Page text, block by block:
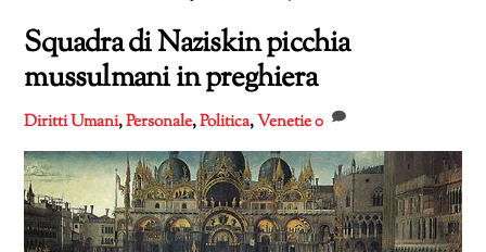
Squadra di Naziskin picchia
mussulmani in preghiera
Diritti Umani,Personale,Politica,Venetie0